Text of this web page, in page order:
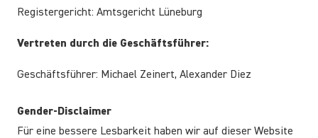
Registergericht: Amtsgericht Lüneburg
Vertreten durch die Geschäftsführer:
Geschäftsführer: Michael Zeinert, Alexander Diez
Gender-Disclaimer
Für eine bessere Lesbarkeit haben wir auf dieser Website